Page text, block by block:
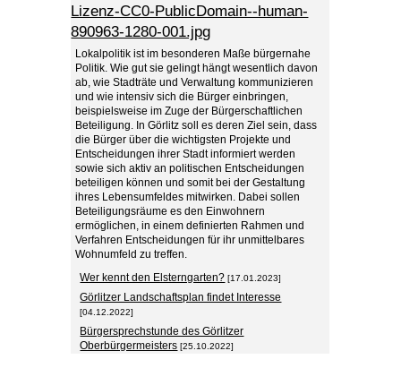
Lizenz-CC0-PublicDomain--human-
890963-1280-001.jpg
Lokalpolitik ist im besonderen Maße bürgernahe
Politik. Wie gut sie gelingt hängt wesentlich davon
ab, wie Stadträte und Verwaltung kommunizieren
und wie intensiv sich die Bürger einbringen,
beispielsweise im Zuge der Bürgerschaftlichen
Beteiligung. In Görlitz soll es deren Ziel sein, dass
die Bürger über die wichtigsten Projekte und
Entscheidungen ihrer Stadt informiert werden
sowie sich aktiv an politischen Entscheidungen
beteiligen können und somit bei der Gestaltung
ihres Lebensumfeldes mitwirken. Dabei sollen
Beteiligungsräume es den Einwohnern
ermöglichen, in einem definierten Rahmen und
Verfahren Entscheidungen für ihr unmittelbares
Wohnumfeld zu treffen.
Wer kennt den Elsterngarten? [17.01.2023]
Görlitzer Landschaftsplan findet Interesse
[04.12.2022]
Bürgersprechstunde des Görlitzer
Oberbürgermeisters [25.10.2022]